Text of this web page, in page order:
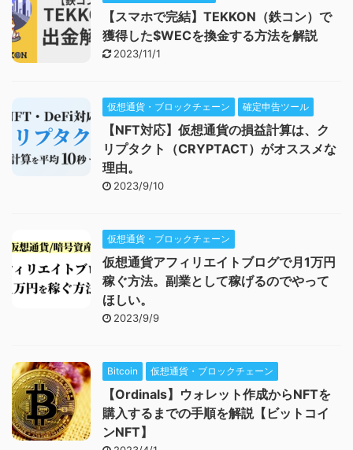
【スマホで完結】TEKKON（鉄コン）で
獲得した$WECを換金する方法を解説
2023/11/1
仮想通貨・ブロックチェーン 確定申告ツール
【NFT対応】仮想通貨の損益計算は、ク
リプタクト（CRYPTACT）がオススメな
理由。
2023/9/10
仮想通貨・ブロックチェーン
仮想通貨アフィリエイトブログで月1万円
稼ぐ方法。副業として稼げるのでやって
ほしい。
2023/9/9
Bitcoin 仮想通貨・ブロックチェーン
【Ordinals】ウォレット作成からNFTを
購入するまでの手順を解説【ビットコイ
ンNFT】